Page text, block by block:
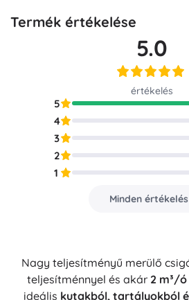
Termék értékelése
5.0
értékelés
5
4
3
2
1
Minden értékelés
Nagy teljesítményű merülő
teljesítménnyel és akár 2 m³/ó
ideális kutakból, tartályokból